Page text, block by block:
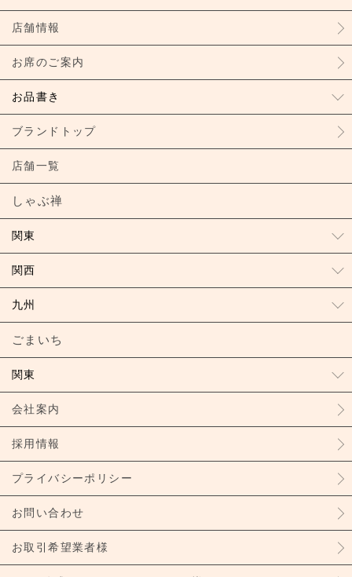
店舗情報
お席のご案内
お品書き
ブランドトップ
店舗一覧
しゃぶ禅
関東
関西
九州
ごまいち
関東
会社案内
採用情報
プライバシーポリシー
お問い合わせ
お取引希望業者様